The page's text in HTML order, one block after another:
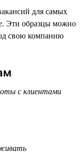
для самых
Эти образцы можно
свою компанию
с клиентами